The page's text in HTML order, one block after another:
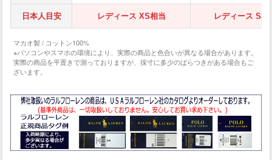
日本人目安 レディース XS相当 レディース S相
マカオ製 / コットン100%
※パソコンやスマホの環境により、実際の商品と色合いが異なる場合があります。
実際の商品を平置きで測っておりますが、採寸に多少のばらつきがある場合もご
ざいます。